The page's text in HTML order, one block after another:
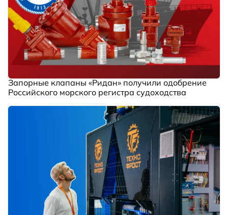
Запорные клапаны «Ридан» получили одобрение
Российского морского регистра судоходства